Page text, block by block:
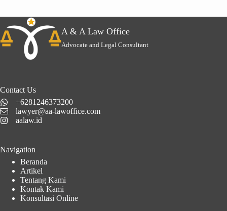
A & A Law Office
Advocate and Legal Consultant
Contact Us
+6281246373200
lawyer@aa-lawoffice.com
aalaw.id
Navigation
Beranda
Artikel
Tentang Kami
Kontak Kami
Konsultasi Online